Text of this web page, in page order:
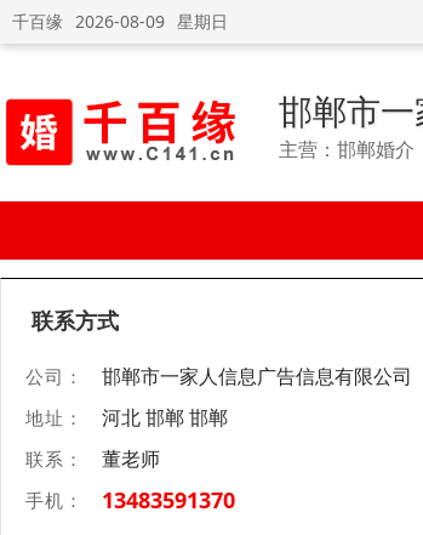
千百缘 2026-08-09 星期日
邯郸市
主营：邯郸婚介
联系方式
公司： 邯郸市一家人信息广告信息有限公司
地址： 河北 邯郸 邯郸
联系： 董老师
手机： 13483591370